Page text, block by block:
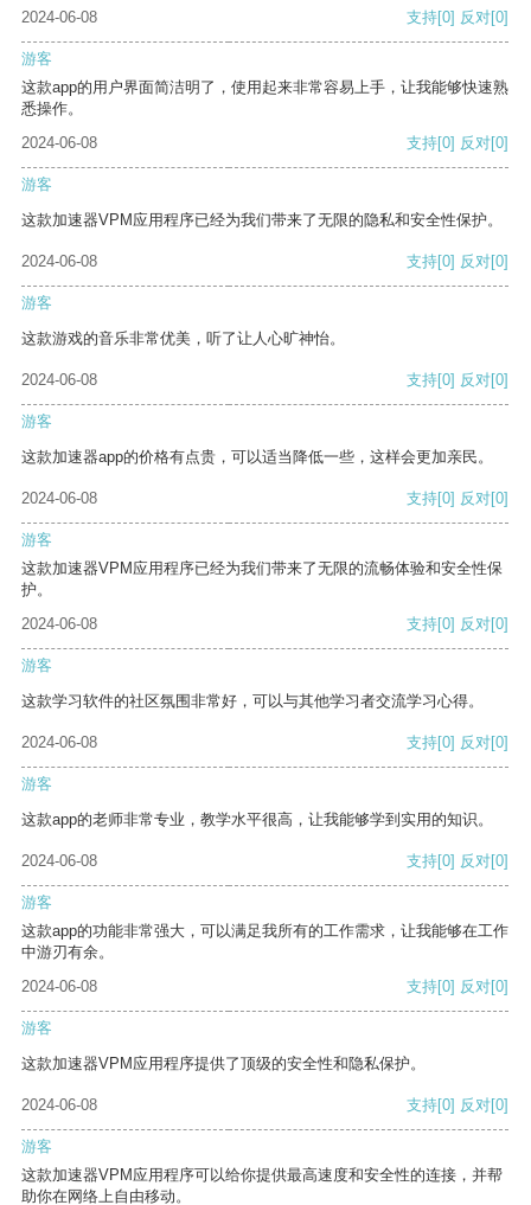
2024-06-08 支持[0] 反对[0]
游客
这款app的用户界面简洁明了，使用起来非常容易上手，让我能够快速熟
悉操作。
2024-06-08
支持[0] 反对[0]
游客
这款加速器VPM应用程序已经为我们带来了无限的隐私和安全性保护。
2024-06-08 支持[0] 反对[0]
游客
这款游戏的音乐非常优美，听了让人心旷神怡。
2024-06-08 支持[0] 反对[0]
游客
这款加速器app的价格有点贵，可以适当降低一些，这样会更加亲民。
2024-06-08 支持[0] 反对[0]
游客
这款加速器VPM应用程序已经为我们带来了无限的流畅体验和安全性保
护。
2024-06-08
支持[0] 反对[0]
游客
这款学习软件的社区氛围非常好，可以与其他学习者交流学习心得。
2024-06-08 支持[0] 反对[0]
游客
这款app的老师非常专业，教学水平很高，让我能够学到实用的知识。
2024-06-08 支持[0] 反对[0]
游客
这款app的功能非常强大，可以满足我所有的工作需求，让我能够在工作
中游刃有余。
2024-06-08
支持[0] 反对[0]
游客
这款加速器VPM应用程序提供了顶级的安全性和隐私保护。
2024-06-08 支持[0] 反对[0]
游客
这款加速器VPM应用程序可以给你提供最高速度和安全性的连接，并帮
助你在网络上自由移动。